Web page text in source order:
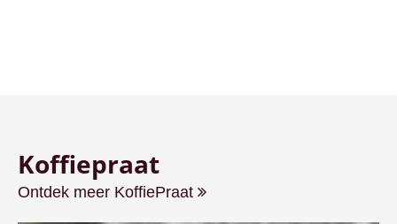
Koffiepraat
Ontdek meer KoffiePraat